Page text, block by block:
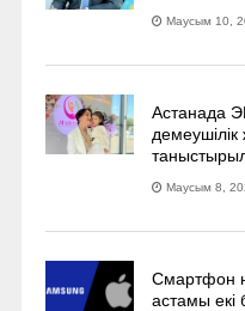
Маусым 10,
Астанада
Маусым 8,
Смартфон
астамы екі